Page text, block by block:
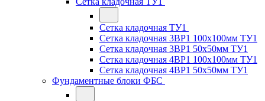
Сетка кладочная ТУ1
Сетка кладочная 3ВР1 100x100мм ТУ1
Сетка кладочная 3ВР1 50x50мм ТУ1
Сетка кладочная 4ВР1 100x100мм ТУ1
Сетка кладочная 4ВР1 50x50мм ТУ1
Фундаментные блоки ФБС